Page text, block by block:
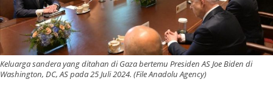
Keluarga sandera yang ditahan di Gaza bertemu Presiden AS Joe Biden di
Washington, DC, AS pada 25 Juli 2024. (File Anadolu Agency)